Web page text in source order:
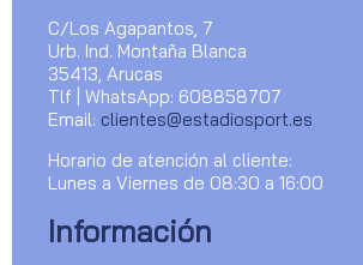
C/Los Agapantos, 7
Urb. Ind. Montaña Blanca
35413, Arucas
Tlf | WhatsApp: 608858707
Email: clientes@estadiosport.es
Horario de atención al cliente:
Lunes a Viernes de 08:30 a 16:00
Información